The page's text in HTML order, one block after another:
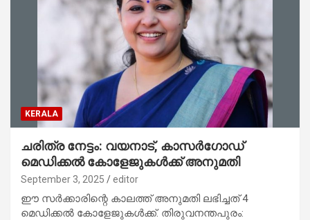
KERALA
ചരിത്ര നേട്ടം: വയനാട്, കാസര്‍ഗോഡ്
മെഡിക്കല്‍ കോളേജുകള്‍ക്ക് അനുമതി
September 3, 2025 editor
ഈ സര്‍ക്കാരിന്റെ കാലത്ത് അനുമതി ലഭിച്ചത് 4
മെഡിക്കല്‍ കോളേജുകള്‍ക്ക്. തിരുവനന്തപുരം: